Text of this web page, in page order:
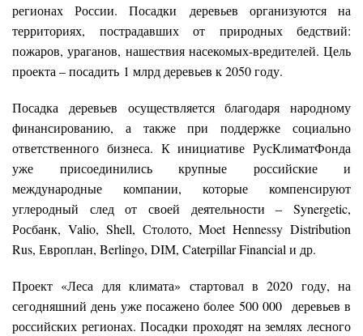
регионах России. Посадки деревьев организуются на
территориях, пострадавших от природных бедствий:
пожаров, ураганов, нашествия насекомых-вредителей. Цель
проекта – посадить 1 млрд деревьев к 2050 году.
Посадка деревьев осуществляется благодаря народному
финансированию, а также при поддержке социально
ответственного бизнеса. К инициативе РусКлиматФонда
уже присоединились крупные российские и
международные компании, которые компенсируют
углеродный след от своей деятельности – Synergetic,
Росбанк, Valio, Shell, Столото, Moet Hennessy Distribution
Rus, Европлан, Berlingo, DIM, Caterpillar Financial и др.
Проект «Леса для климата» стартовал в 2020 году, на
сегодняшний день уже посажено более 500 000 деревьев в
российских регионах. Посадки проходят на землях лесного